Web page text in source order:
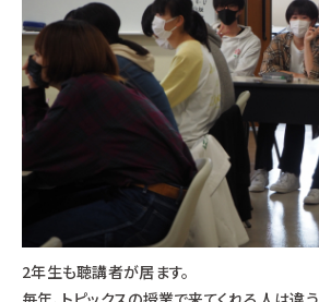
2年生も聴講者が居ます。